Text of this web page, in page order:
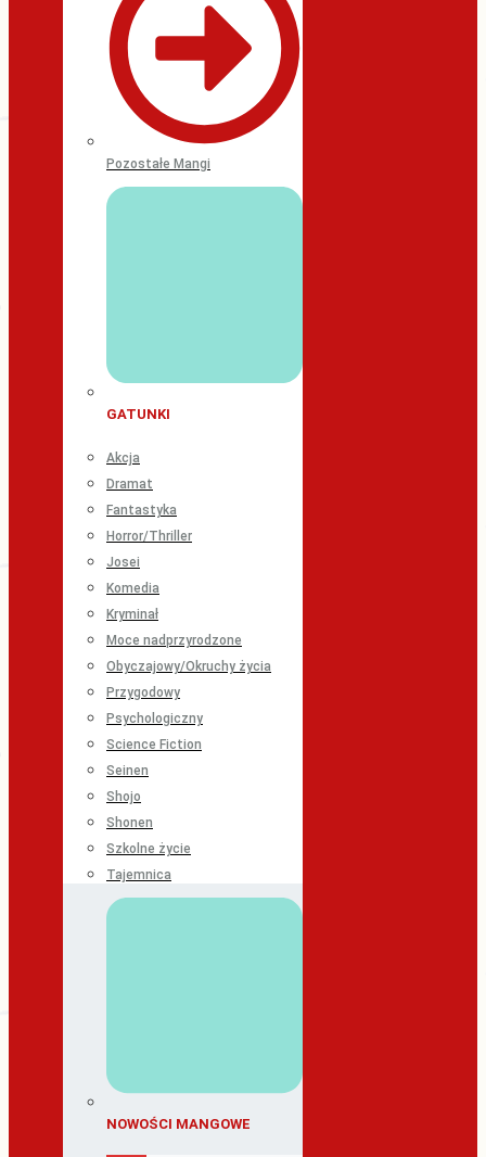
Pozostałe Mangi
GATUNKI
Akcja
Dramat
Fantastyka
Horror/Thriller
Josei
Komedia
Kryminał
Moce nadprzyrodzone
Obyczajowy/Okruchy życia
Przygodowy
Psychologiczny
Science Fiction
Seinen
Shojo
Shonen
Szkolne życie
Tajemnica
NOWOŚCI MANGOWE